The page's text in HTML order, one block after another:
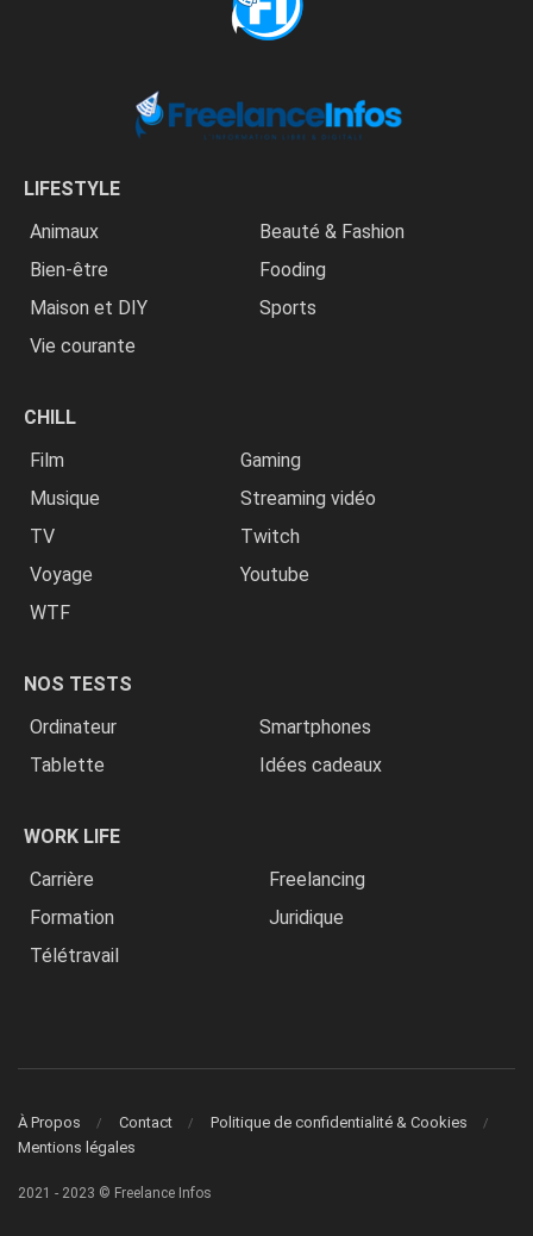
LIFESTYLE
Animaux
Beauté & Fashion
Bien-être
Fooding
Maison et DIY
Sports
Vie courante
CHILL
Film
Gaming
Musique
Streaming vidéo
TV
Twitch
Voyage
Youtube
WTF
NOS TESTS
Ordinateur
Smartphones
Tablette
Idées cadeaux
WORK LIFE
Carrière
Freelancing
Formation
Juridique
Télétravail
À Propos Contact
Politique de confidentialité & Cookies
Mentions légales
2021 - 2023 © Freelance Infos